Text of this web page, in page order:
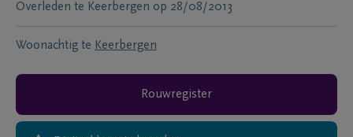
Overleden te Keerbergen op 28/08/2013
Woonachtig te Keerbergen
Rouwregister